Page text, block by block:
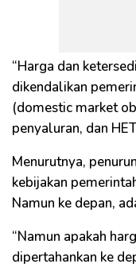
“Harga dan
dikendalikan
(domestic market
penyaluran, dan
Menurutnya,
kebijakan
Namun ke depan,
“Namun apakah
dipertahankan ke